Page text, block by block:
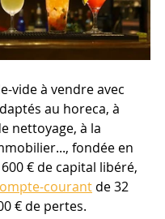
vide à vendre avec
au horeca, à
nettoyage, à la
fondée en
€ de capital libéré,
courant de 32
€ de pertes.